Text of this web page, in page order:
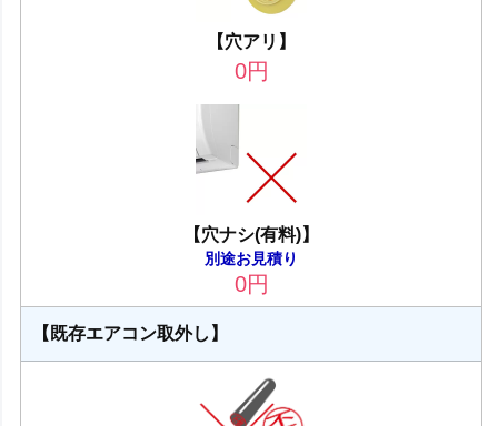
【穴アリ】
0円
【穴ナシ(有料)】
別途お見積り
0円
【既存エアコン取外し】